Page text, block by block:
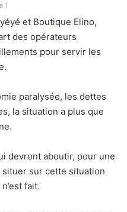
1
et Boutique Elino,
des opérateurs
pour servir les
paralysée, les dettes
la situation a plus que
devront aboutir, pour une
situer sur cette situation
fait.